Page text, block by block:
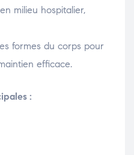
milieu hospitalier,
formes du corps pour
efficace.
: